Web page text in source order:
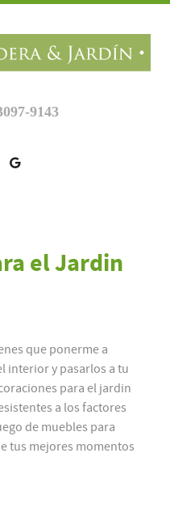
9143
el Jardin
que ponerme a
interior y pasarlos a tu
para el jardin
a los factores
de muebles para
tus mejores momentos